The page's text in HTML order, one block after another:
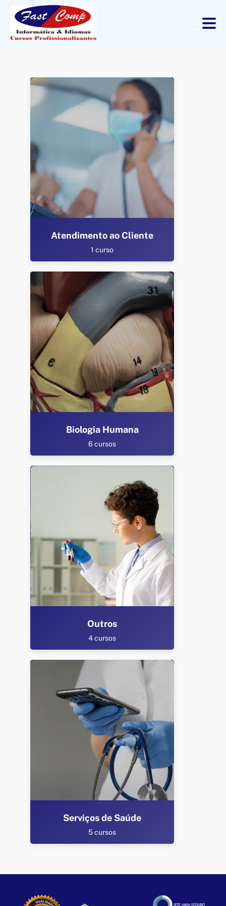
Atendimento ao Cliente
1 curso
Biologia Humana
6 cursos
Outros
4 cursos
Serviços de Saúde
5 cursos